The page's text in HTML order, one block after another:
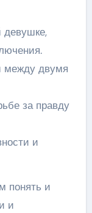
между двумя
за правду
и
понять и
и